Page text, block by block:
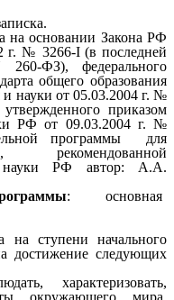
на основании Закона РФ
г. № 3266-I (в последней
ФЗ), федерального
общего образования
науки от 05.03.2004 г. №
приказом
РФ от 09.03.2004 г. №
программы для
рекомендованной
науки РФ автор: А.А.
: основная
на ступени начального
достижение следующих
характеризовать,